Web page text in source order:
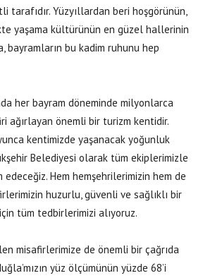
tarafıdır. Yüzyıllardan beri hoşgörünün,
yaşama kültürünün en güzel hallerinin
bayramların bu kadim ruhunu hep
her bayram döneminde milyonlarca
ağırlayan önemli bir turizm kentidir.
kentimizde yaşanacak yoğunluk
Belediyesi olarak tüm ekiplerimizle
Hem hemşehrilerimizin hem de
huzurlu, güvenli ve sağlıklı bir
tüm tedbirlerimizi alıyoruz.
misafirlerimize de önemli bir çağrıda
yüz ölçümünün yüzde 68’i